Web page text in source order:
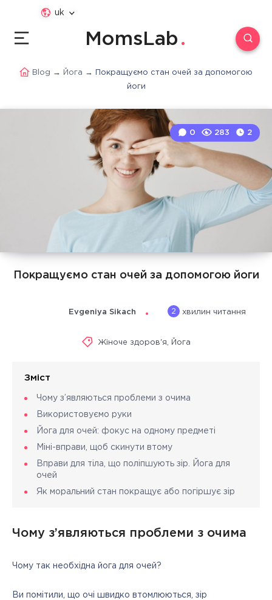
uk
MomsLab
Blog → Йога → Покращуємо стан очей за допомогою
йоги
Покращуємо стан очей за допомогою йоги
0 283 2
Evgeniya Sikach 2 хвилин читання
Жіноче здоров'я Йога
Зміст
Чому з’являються проблеми з очима
Використовуємо руки
Йога для очей: фокус на одному предметі
Міні-вправи, щоб скинути втому
Вправи для тіла, що поліпшують зір. Йога для
очей
Як моральний стан покращує або погіршує зір
Чому з’являються проблеми з очима
Чому так необхідна йога для очей?
Ви помітили, що очі швидко втомлюються, зір